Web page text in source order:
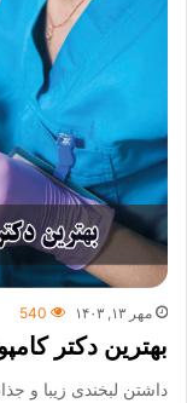
مهر ۱۳, ۱۴۰۳ 540
بهترین دکتر
داشتن لبخندی زیبا و